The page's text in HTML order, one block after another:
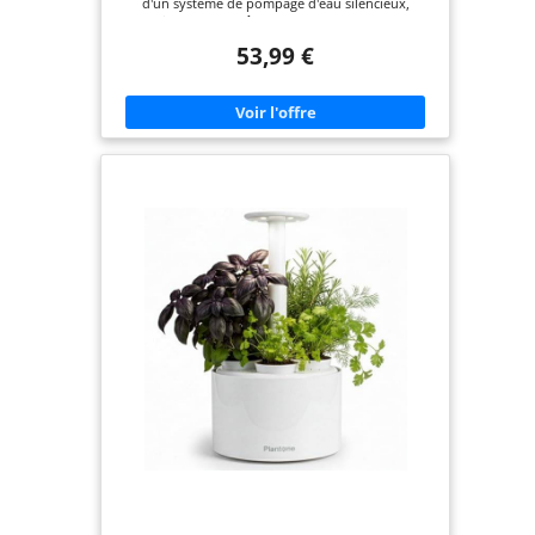
d'un système de pompage d'eau silencieux,
garantissant une fraîcheur constante de l'eau. Les
20 % plus rapidement que dans le sol, sans souci
【LAMPE DE CULTURE LED MULTI-MODE】Notre
système propose 3 modes de lumière de
croissance (minuterie intelligente 12/14/16 h)pour
une variété de plantes, avec 139 LED et une
aux besoins de vos plantes, qu'il s'agisse de la
fleurs. Idéal pour les espaces intérieurs qui
manquent de lumière naturelle. ☘️【KIT DE JARDIN
D'PLANT AVEC 12 DOSETTES】Avec une capacité de
récolte améliorée, ce kit de culture hydroponique
d'intérieur peut accueillir 12 dosettes de plantes,
permettant une culture simultanée de 12 plantes
différentes. Les capsules de mousse de sol
intelligentes facilitent l'enracinement et
installer en seulement 3 étapes, tout en incluant
tous les éléments nécessaires au développement
des plantes, tels qu'une lumière adaptée et un sol
53,99 €